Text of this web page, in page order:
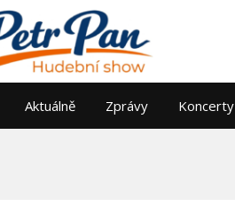
Aktuálně Zprávy Koncerty